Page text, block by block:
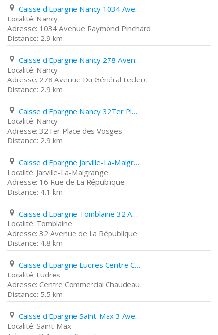
Caisse d'Epargne Nancy 1034 Avenue Raymond Pinchard
Nancy
1034 Avenue Raymond Pinchard
2.9 km
Caisse d'Epargne Nancy 278 Avenue Du Général Leclerc
Nancy
278 Avenue Du Général Leclerc
2.9 km
Caisse d'Epargne Nancy 32Ter Place des Vosges
Nancy
32Ter Place des Vosges
2.9 km
Caisse d'Epargne Jarville-La-Malgrange 16 Rue de La République
Jarville-La-Malgrange
16 Rue de La République
4.1 km
Caisse d'Epargne Tomblaine 32 Avenue de La République
Tomblaine
32 Avenue de La République
4.8 km
Caisse d'Epargne Ludres Centre Commercial Chaudeau
Ludres
Centre Commercial Chaudeau
5.5 km
Caisse d'Epargne Saint-Max 3 Avenue Carnot
Saint-Max